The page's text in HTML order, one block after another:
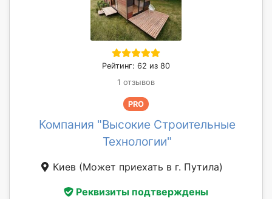
Рейтинг: 62 из 80
1 отзывов
PRO
Компания "Высокие Строительные
Технологии"
Киев (Может приехать в г. Путила)
Реквизиты подтверждены